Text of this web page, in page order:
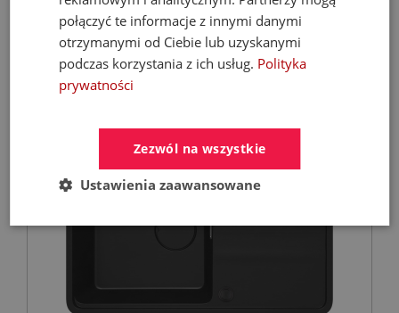
1 199,05 zł
1 499,00 zł
połączyć te informacje z innymi danymi
otrzymanymi od Ciebie lub uzyskanymi
podczas korzystania z ich usług. Polityka
prywatności
Zezwól na wszystkie
Ustawienia zaawansowane